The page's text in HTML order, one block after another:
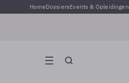
HomeDossiersEvents & Opleidingen